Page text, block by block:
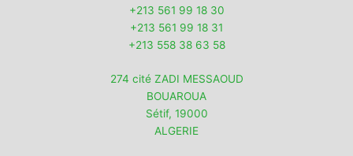
+213 561 99 18 30
+213 561 99 18 31
+213 558 38 63 58
274 cité ZADI MESSAOUD
BOUAROUA
Sétif, 19000
ALGERIE